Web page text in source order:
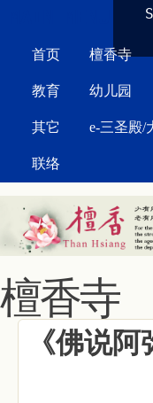
首页 檀香寺
教育 幼儿园
其它 e-三圣殿/
联络
檀香寺
《佛说